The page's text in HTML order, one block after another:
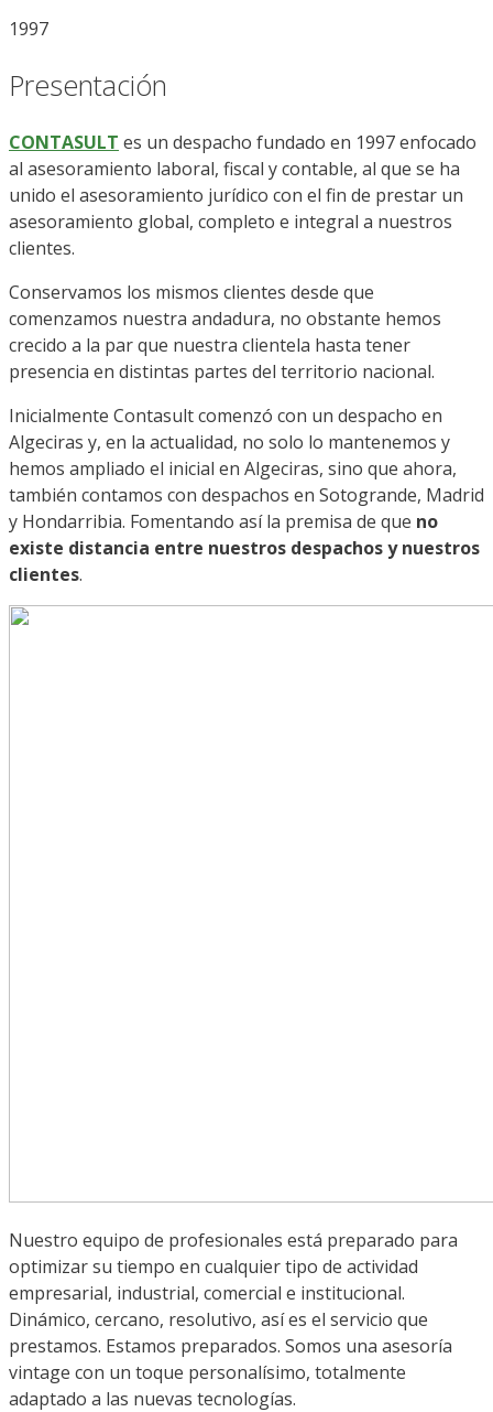
1997
Presentación
CONTASULT es un despacho fundado en 1997 enfocado
al asesoramiento laboral, fiscal y contable, al que se ha
unido el asesoramiento jurídico con el fin de prestar un
asesoramiento global, completo e integral a nuestros
clientes.
Conservamos los mismos clientes desde que
comenzamos nuestra andadura, no obstante hemos
crecido a la par que nuestra clientela hasta tener
presencia en distintas partes del territorio nacional.
Inicialmente Contasult comenzó con un despacho en
Algeciras y, en la actualidad, no solo lo mantenemos y
hemos ampliado el inicial en Algeciras, sino que ahora,
también contamos con despachos en Sotogrande, Madrid
y Hondarribia. Fomentando así la premisa de que no
existe distancia entre nuestros despachos y nuestros
clientes.
Nuestro equipo de profesionales está preparado para
optimizar su tiempo en cualquier tipo de actividad
empresarial, industrial, comercial e institucional.
Dinámico, cercano, resolutivo, así es el servicio que
prestamos. Estamos preparados. Somos una asesoría
vintage con un toque personalísimo, totalmente
adaptado a las nuevas tecnologías.